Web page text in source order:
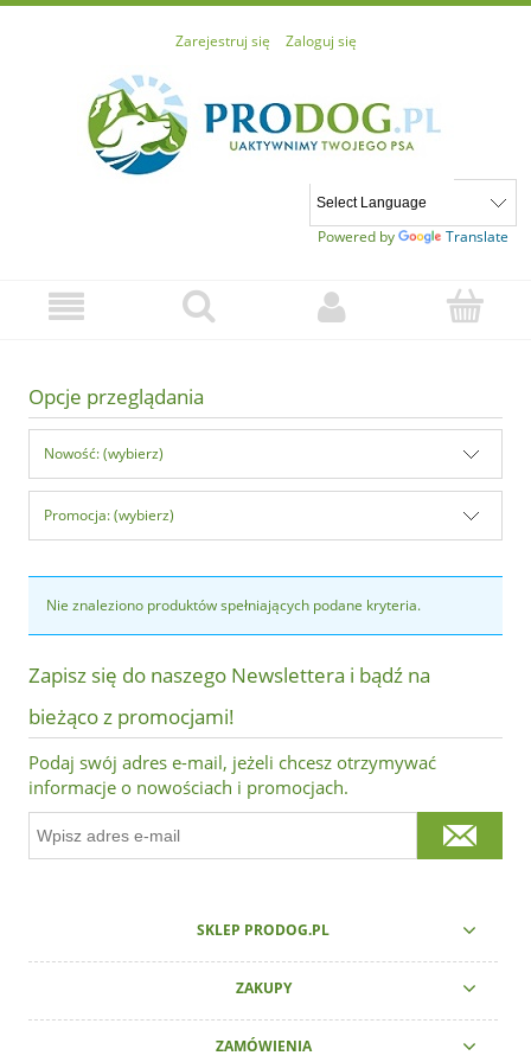
Zarejestruj się Zaloguj się
Powered by Translate
Opcje przeglądania
Nowość: (wybierz)
Promocja: (wybierz)
Nie znaleziono produktów spełniających podane kryteria.
Zapisz się do naszego Newslettera i bądź na
bieżąco z promocjami!
Podaj swój adres e-mail, jeżeli chcesz otrzymywać
informacje o nowościach i promocjach.
SKLEP PRODOG.PL
ZAKUPY
ZAMÓWIENIA